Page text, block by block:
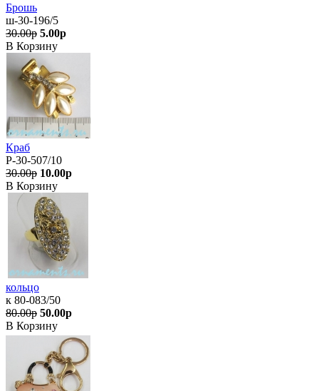
Брошь
ш-30-196/5
30.00р 5.00р
В Корзину
Краб
Р-30-507/10
30.00р 10.00р
В Корзину
кольцо
к 80-083/50
80.00р 50.00р
В Корзину